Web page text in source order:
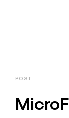
POST